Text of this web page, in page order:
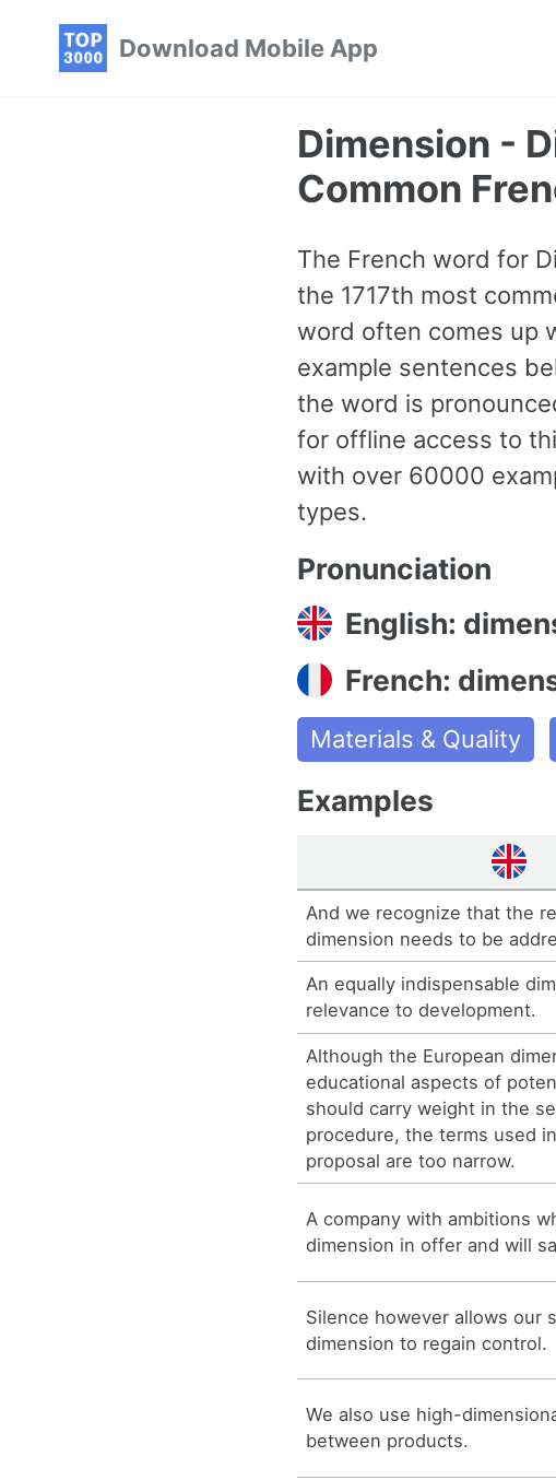
Download Mobile App
Dimension -
Common
The French word for
the 1717th most
word often comes up
example sentences
the word is
for offline access to
with over 60000
types.
Pronunciation
English:
French:
Materials & Quality
Examples
And we recognize that the
dimension needs to be
An equally indispensable
relevance to development.
Although the European
educational aspects of
should carry weight in the
procedure, the terms used
proposal are too narrow.
A company with ambitions
dimension in offer and will
Silence however allows our
dimension to regain control.
We also use high-
between products.